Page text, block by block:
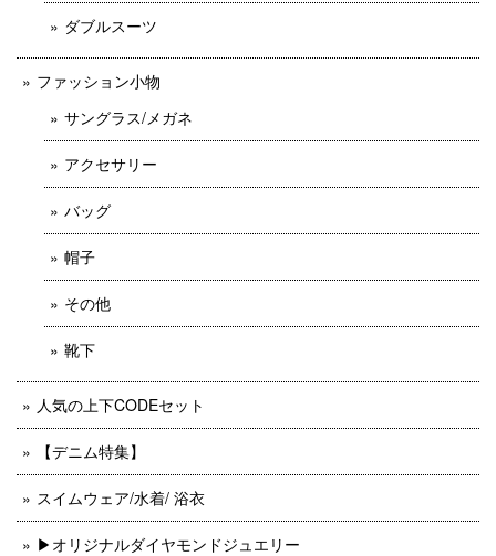
ダブルスーツ
ファッション小物
サングラス/メガネ
アクセサリー
バッグ
帽子
その他
靴下
人気の上下CODEセット
【デニム特集】
スイムウェア/水着/ 浴衣
▶︎オリジナルダイヤモンドジュエリー